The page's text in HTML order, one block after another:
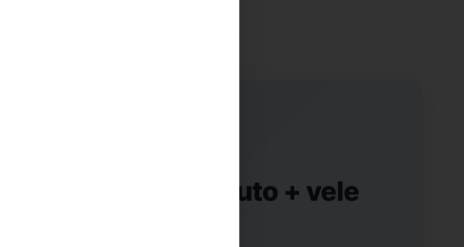
d) met bedrijfsauto + vele